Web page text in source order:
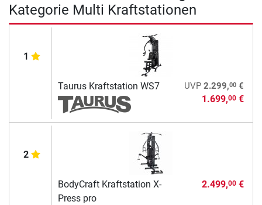
Kategorie Multi Kraftstationen
1
Taurus Kraftstation WS7 UVP 2.299,00€
1.699,00€
2
BodyCraft Kraftstation X-
Press pro
2.499,00€